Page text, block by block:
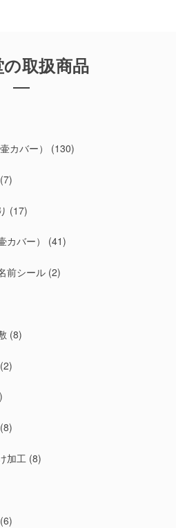
取扱商品
カバー） (130)
(17)
バー） (41)
前シール(2)
(8)
(8)
加工(8)
(6)